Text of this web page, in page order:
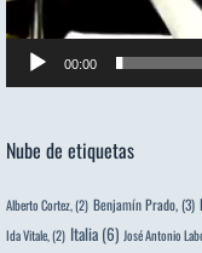
00:00
Nube de etiquetas
Alberto Cortez,(2) Benjamín Prado,(3)
Ida Vitale,(2) Italia (6) José Antonio